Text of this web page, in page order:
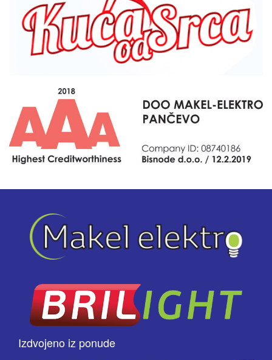
Izdvojeno iz ponude